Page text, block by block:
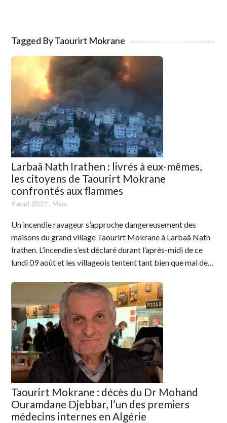
Tagged By Taourirt Mokrane
Larbaâ Nath Irathen : livrés à eux-mêmes,
les citoyens de Taourirt Mokrane
confrontés aux flammes
9 août 2021 , Mess
Un incendie ravageur s’approche dangereusement des
maisons du grand village Taourirt Mokrane à Larbaâ Nath
Irathen. L’incendie s’est déclaré durant l’après-midi de ce
lundi 09 août et les villageois tentent tant bien que mal de…
Taourirt Mokrane : décès du Dr Mohand
Ouramdane Djebbar, l’un des premiers
médecins internes en Algérie